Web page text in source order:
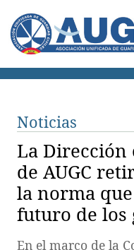
Noticias
La Dirección
de AUGC
la norma
futuro de los
En el marco de la